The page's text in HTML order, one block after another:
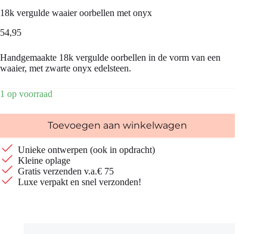
18k vergulde waaier oorbellen met onyx
54,95
Handgemaakte 18k vergulde oorbellen in de vorm van een
waaier, met zwarte onyx edelsteen.
1 op voorraad
Toevoegen aan winkelwagen
Unieke ontwerpen (ook in opdracht)
Kleine oplage
Gratis verzenden v.a.€ 75
Luxe verpakt en snel verzonden!